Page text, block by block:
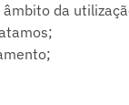
da